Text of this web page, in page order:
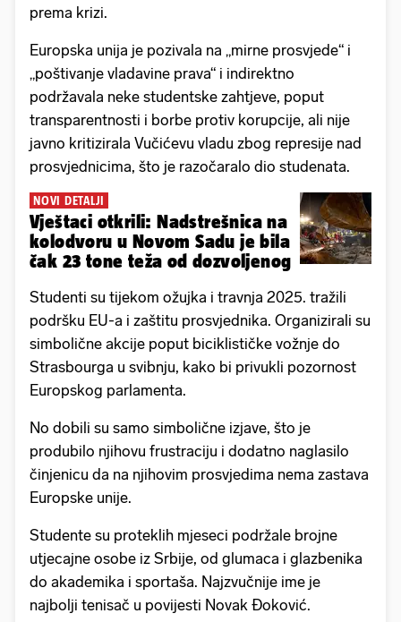
prema krizi.
Europska unija je pozivala na „mirne prosvjede“ i
„poštivanje vladavine prava“ i indirektno
podržavala neke studentske zahtjeve, poput
transparentnosti i borbe protiv korupcije, ali nije
javno kritizirala Vučićevu vladu zbog represije nad
prosvjednicima, što je razočaralo dio studenata.
NOVI DETALJI
Vještaci otkrili: Nadstrešnica na
kolodvoru u Novom Sadu je bila
čak 23 tone teža od dozvoljenog
Studenti su tijekom ožujka i travnja 2025. tražili
podršku EU-a i zaštitu prosvjednika. Organizirali su
simbolične akcije poput biciklističke vožnje do
Strasbourga u svibnju, kako bi privukli pozornost
Europskog parlamenta.
No dobili su samo simbolične izjave, što je
produbilo njihovu frustraciju i dodatno naglasilo
činjenicu da na njihovim prosvjedima nema zastava
Europske unije.
Studente su proteklih mjeseci podržale brojne
utjecajne osobe iz Srbije, od glumaca i glazbenika
do akademika i sportaša. Najzvučnije ime je
najbolji tenisač u povijesti Novak Đoković.